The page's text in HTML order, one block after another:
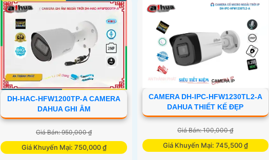
DH-HAC-HFW1200TP-A CAMERA
DAHUA GHI ÂM
Giá Bán: 950,000 ₫
Giá Khuyến Mại: 750,000 ₫
CAMERA DH-IPC-HFW1230TL2-A
DAHUA THIẾT KẾ ĐẸP
Giá Bán: 100,000 ₫
Giá Khuyến Mại: 745,500 ₫